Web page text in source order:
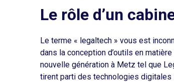
Le rôle d’un
Le terme « legaltech » vous est
dans la conception d’outils en
nouvelle génération à Metz tel que
tirent parti des technologies digitales